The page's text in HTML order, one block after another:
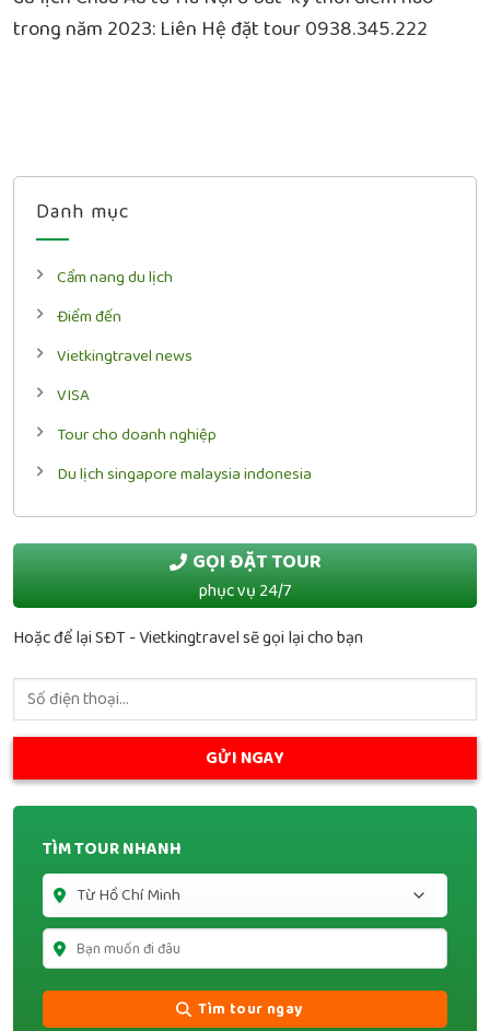
trong năm 2023: Liên Hệ đặt tour 0938.345.222
Danh mục
Cẩm nang du lịch
Điểm đến
Vietkingtravel news
VISA
Tour cho doanh nghiệp
Du lịch singapore malaysia indonesia
GỌI ĐẶT TOUR
phục vụ 24/7
Hoặc để lại SĐT - Vietkingtravel sẽ gọi lại cho bạn
TÌM TOUR NHANH
Tìm tour ngay